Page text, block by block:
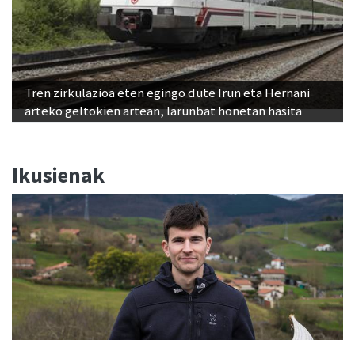
Tren zirkulazioa eten egingo dute Irun eta Hernani
arteko geltokien artean, larunbat honetan hasita
Ikusienak